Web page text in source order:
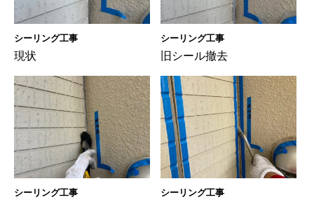
シーリング工事
現状
シーリング工事
旧シール撤去
シーリング工事 シーリング工事